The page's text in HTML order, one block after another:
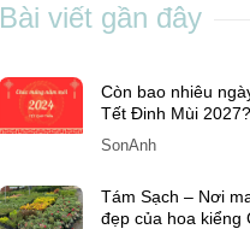
Bài viết gần đây
Còn bao nhiêu
Tết Đinh Mùi 2027?
SonAnh
Tám Sạch – Nơi
đẹp của hoa kiểng